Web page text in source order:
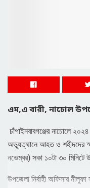
এম,এ বারী, নাচোল
চাঁপাইনবাবগঞ্জের নাচোলে
অভ্যুত্থানে আহত ও শহীদদের
নভেম্বর) সকা ১০টা ৩০ মিনিটে
উপজেলা নির্বাহী অফিসার